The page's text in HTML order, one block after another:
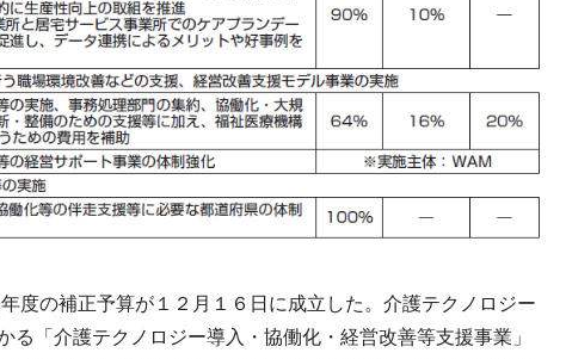
度の補正予算が１２月１６日に成立した。介護テクノロジー
る「介護テクノロジー導入・協働化・経営改善等支援事業」